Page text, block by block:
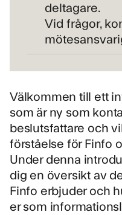
deltagare.
Vid frågor,
Välkommen till ett
som är ny som
beslutsfattare och
förståelse för Finfo
Under denna
dig en översikt av
Finfo erbjuder och
er som